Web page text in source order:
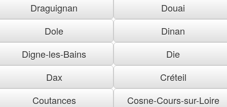
Draguignan
Douai
Dole
Dinan
Digne-les-Bains
Die
Dax
Créteil
Coutances
Cosne-Cours-sur-Loire